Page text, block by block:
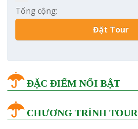
Tổng cộng:
Đặt Tour
ĐẶC ĐIỂM NỔI BẬT
CHƯƠNG TRÌNH TOUR